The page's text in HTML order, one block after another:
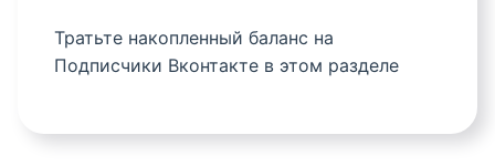
Тратьте накопленный баланс на
Подписчики Вконтакте в этом разделе